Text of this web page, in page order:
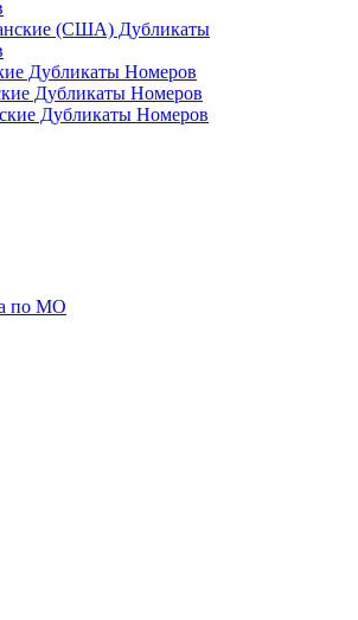
(США) Дубликаты
Дубликаты Номеров
Дубликаты Номеров
Дубликаты Номеров
по МО